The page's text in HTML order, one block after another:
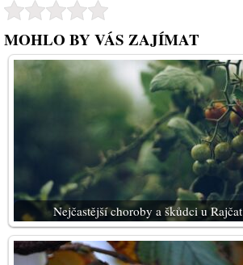
MOHLO BY VÁS ZAJÍMAT
Nejčastější choroby a škůdci u Rajčat